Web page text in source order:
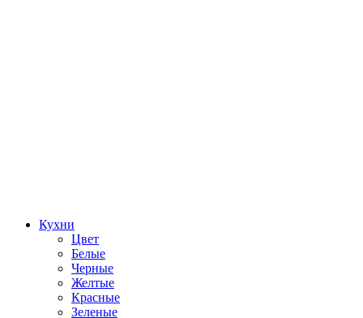
Кухни
Цвет
Белые
Черные
Желтые
Красные
Зеленые